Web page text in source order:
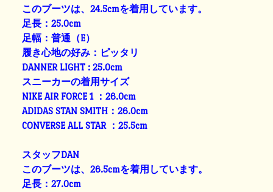
このブーツは、24.5cmを着用しています。
足長：25.0cm
足幅：普通（E）
履き心地の好み：ピッタリ
DANNER LIGHT : 25.0cm
スニーカーの着用サイズ
NIKE AIR FORCE 1 ：26.0cm
ADIDAS STAN SMITH：26.0cm
CONVERSE ALL STAR ：25.5cm
スタッフDAN
このブーツは、26.5cmを着用しています。
足長：27.0cm